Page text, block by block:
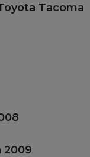
Tacoma
2009